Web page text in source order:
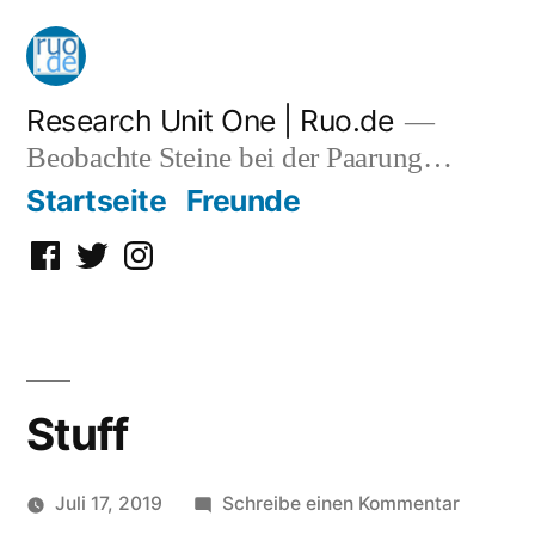
Zum
Inhalt
springen
Research Unit One | Ruo.de
Beobachte Steine bei der Paarung…
Startseite Freunde
Facebook
TwitterInstagram
Stuff
Juli 17, 2019 Schreibe einen Kommentarzu